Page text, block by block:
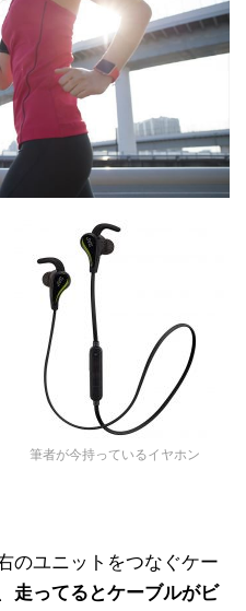
筆者が今持っているイヤホン
のユニットをつなぐケー
走ってるとケーブルがビ